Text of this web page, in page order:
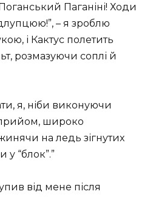
Паганіні! Ходи
– я зроблю
і Кактус полетить
розмазуючи соплі й
я, ніби виконуючи
широко
на ледь зігнутих
у “блок”.”
від мене після